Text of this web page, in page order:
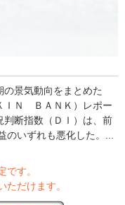
景気動向をまとめた
ＩＮ ＢＡＮＫ）レポー
判断指数（ＤＩ）は、前
いずれも悪化した。...
です。
ただけます。